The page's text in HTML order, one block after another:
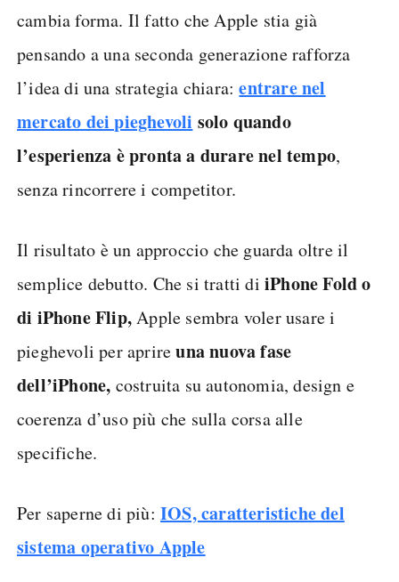
cambia forma. Il fatto che Apple stia già
pensando a una seconda generazione rafforza
l’idea di una strategia chiara:entrare nel
mercato dei pieghevoli solo quando
l’esperienza è pronta a durare nel tempo,
senza rincorrere i competitor.
Il risultato è un approccio che guarda oltre il
semplice debutto. Che si tratti di iPhone Fold o
di iPhone Flip,Apple sembra voler usare i
pieghevoli per aprireuna nuova fase
dell’iPhone, costruita su autonomia, design e
coerenza d’uso più che sulla corsa alle
specifiche.
Per saperne di più: IOS, caratteristiche del
sistema operativo Apple